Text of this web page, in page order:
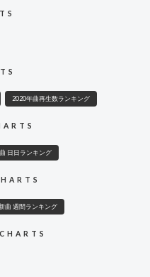
2020年曲再生数ランキング
日日ランキング
曲 週間ランキング